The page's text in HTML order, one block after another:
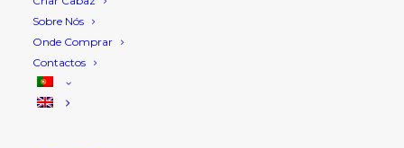
Sobre Nós
Onde Comprar
Contactos